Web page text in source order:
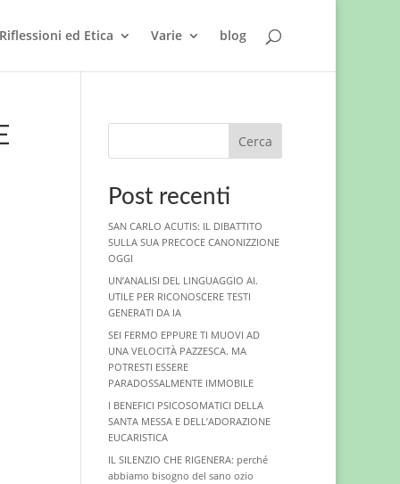
Riflessioni ed Etica Varie blog
Cerca
Post recenti
SAN CARLO ACUTIS: IL DIBATTITO
SULLA SUA PRECOCE CANONIZZIONE
OGGI
UN’ANALISI DEL LINGUAGGIO AI.
UTILE PER RICONOSCERE TESTI
GENERATI DA IA
SEI FERMO EPPURE TI MUOVI AD
UNA VELOCITÀ PAZZESCA. MA
POTRESTI ESSERE
PARADOSSALMENTE IMMOBILE
I BENEFICI PSICOSOMATICI DELLA
SANTA MESSA E DELL’ADORAZIONE
EUCARISTICA
IL SILENZIO CHE RIGENERA: perché
abbiamo bisogno del sano ozio